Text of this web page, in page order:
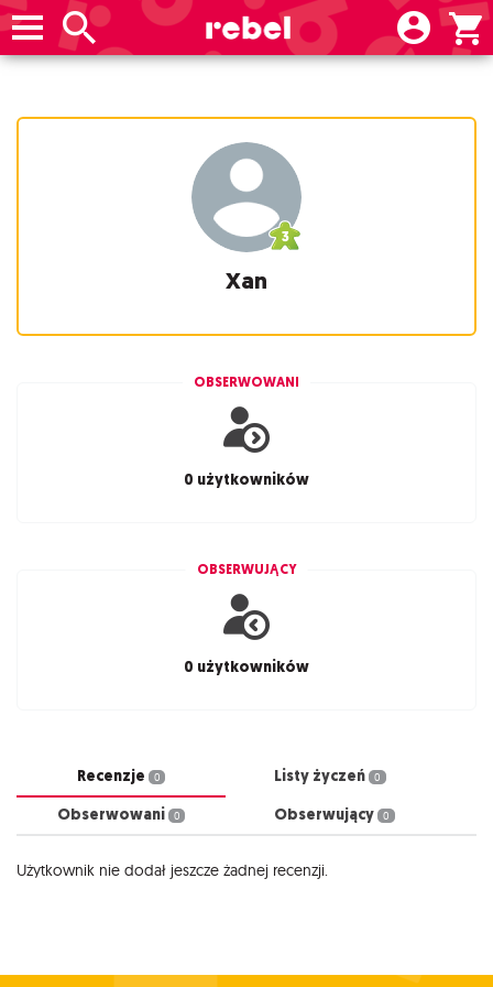
Xan
OBSERWOWANI
0 użytkowników
OBSERWUJĄCY
0 użytkowników
Recenzje 0 Listy życzeń 0
Obserwowani 0 Obserwujący 0
Użytkownik nie dodał jeszcze żadnej recenzji.